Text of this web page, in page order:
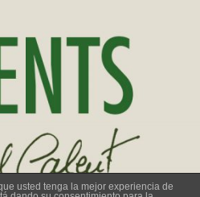
usted tenga la mejor experiencia de